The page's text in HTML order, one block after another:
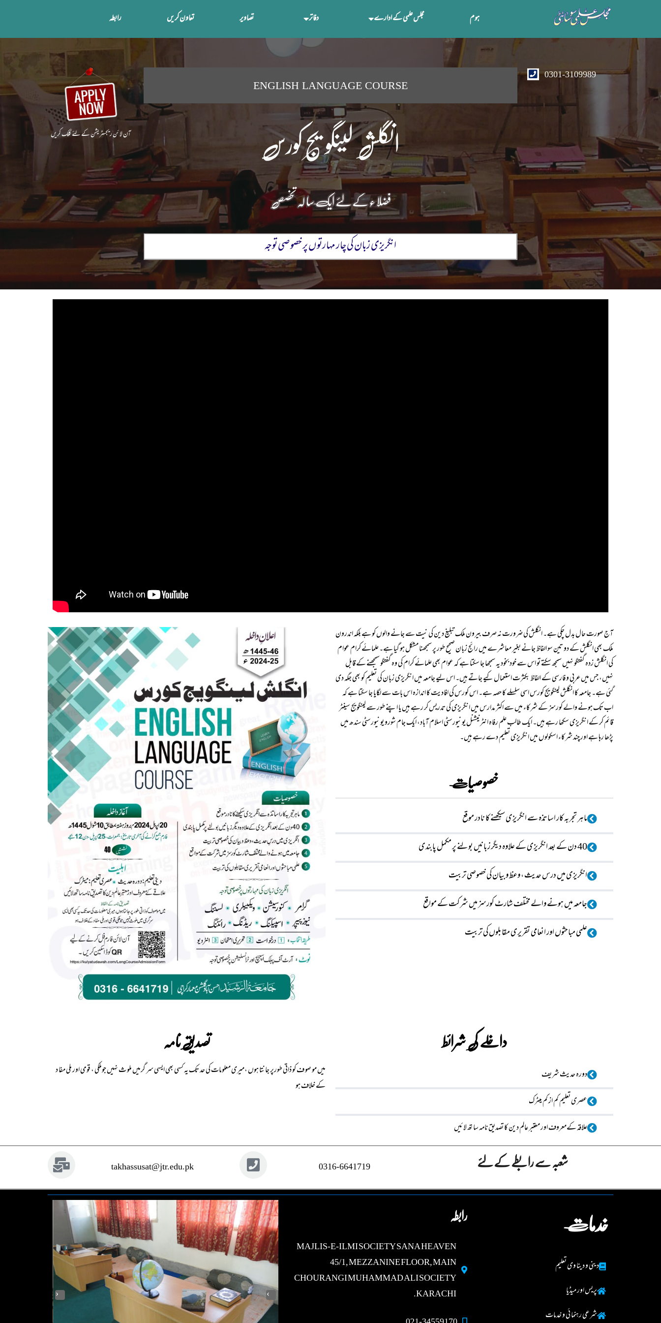
ہوم مجلس علمی کے ادارے دفاتر تصاویر تعاون کریں رابطہ
0301-3109989
ENGLISH LANGUAGE COURSE
انگلش لینگویج کورس
فضلا ء کے لئے ایک سا لہ تخصص
انگریزی زبان کی چار مہارتو ں پر خصوصی توجہ
آن لا ئن ریجسٹریشن کے لئے کلک کریں
آج صورت حال بدل چکی ہے۔ انگلش کی ضرورت نہ صرف بیرون ملک تبلیغ دین کی نیت سے جانے والوں کو ہے بلکہ اندرون
ملک بھی انگلش کے دو تین سو الفاظ جانے بغیر معاشرے میں رائج زبان صحیح طور پر سمجھنا مشکل ہو گیا ہے۔ علمائے کرام عوام
کی انگلش زدہ گفتگو نہیں سمجھ سکتے تو اس سے خود بخود یہ سمجھا جا سکتا ہے کہ عوام بھی علمائے کرام کی وہ گفتگو سمجھنے کے قابل
نہیں، جس میں عربی و فارسی کے الفاظ بکثرت استعمال کیے جاتے ہیں۔ اس لیے جامعہ میں انگریزی زبان کی تعلیم کو بھی جگہ دی
گئی ہے۔ جامعہ کا انگلش لینگویج کورس اسی سلسلے کا حصہ ہے۔ اس کورس کی افادیت کا اندازہ اس بات سے لگایا جا سکتا ہے کہ
اب تک ہونے والے کورسز کے شرکاء میں سے اکثر مدارس میں انگریزی کی تدریس کر رہے ہیں یا اپنے طور سے لینگویج سینٹر
قائم کر کے انگریزی سکھا رہے ہیں۔ ایک طالب علم رفاہ انٹرنیشنل یونیورسٹی اسلام آباد، ایک جام شورو یونیورسٹی سندھ میں
پڑھا رہا ہے اور چند شرکاء اسکولوں میں انگریزی تعلیم دے رہے ہیں۔
خصوصیات
ماہر تجربہ کار اساتذہ سے انگریزی سیکھنے کا نادر موقع
40 دن کے بعد انگریزی کے علاوہ دیگر زبانیں بولنے پر مکمل پابندی
انگریزی میں درس حدیث ، وعظ و بیان کی خصوصی تربیت
جامعہ میں ہونے والے مختلف شارٹ کورسز میں شرکت کے مواقع
علمی مباحثوں اور انعامی تقریری مقابلوں کی تربیت
داخلے کی شرائط
دورہ حدیث شریف
عصری تعلیم کم از کم میٹرک
علاقہ کےمعروف اور معتبر عالم دین کا تصدیق نامہ سا تھ لا ئیں
تصدیق نامہ
میں مو صو ف کو ذاتی طورپر جانتا ہوں ،میری معلومات کی حد تک یہ کسی بھی ایسی سر گرمیں ملو ث نہیں جوملکی ، قومی اور ملی مفا د
کے خلاف ہو
شعبہ سے رابطے کے لئے 0316-6641719
takhassusat@jtr.edu.pk
خدمات
دینی و دینا وی تعلیم
پریس اور میڈیا
شرعی رہنما ئی و خدمات
رابطہ
MAJLIS-E-ILMI SOCIETY SANA HEAVEN
45/1, MEZZANINE FLOOR, MAIN
CHOURANGI MUHAMMAD ALI SOCIETY
KARACHI.
‹ ›